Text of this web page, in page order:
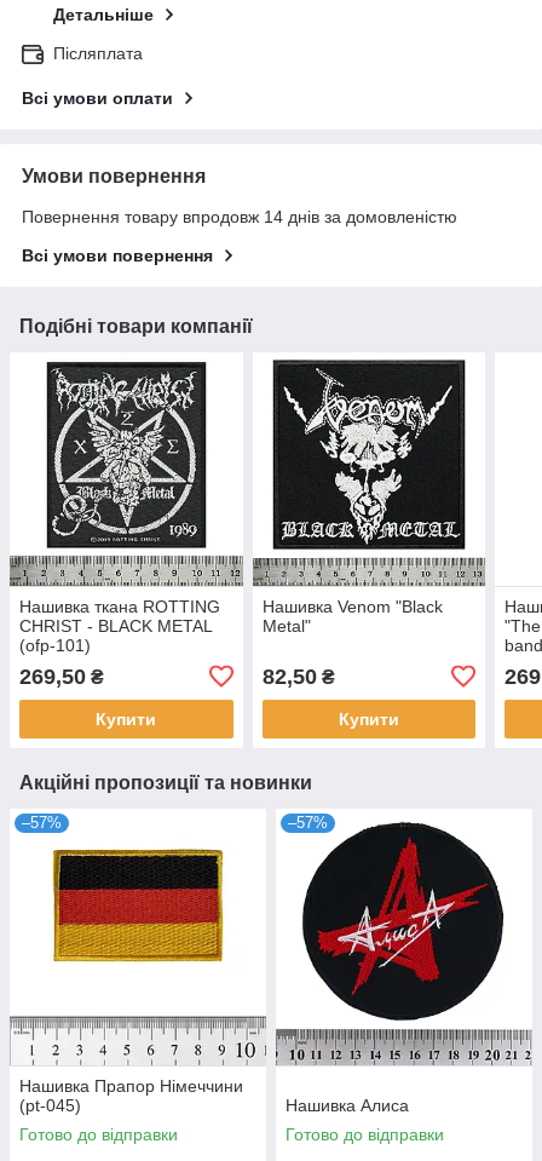
Детальніше
Післяплата
Всі умови оплати
Умови повернення
Повернення товару впродовж 14 днів за домовленістю
Всі умови повернення
Подібні товари компанії
Нашивка ткана ROTTING
CHRIST - BLACK METAL
(ofp-101)
269,50 ₴
Купити
Нашивка Venom "Black
Metal"
82,50₴
Купити
Акційні пропозиції та новинки
–57%
Нашивка Прапор Німеччини
(pt-045)
Готово до відправки
–57%
Нашивка Алиса
Готово до відправки